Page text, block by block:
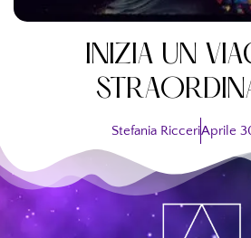
INIZIA UN
Stefania RicceriAprile